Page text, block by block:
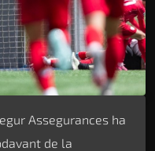
Assegurances ha
de la